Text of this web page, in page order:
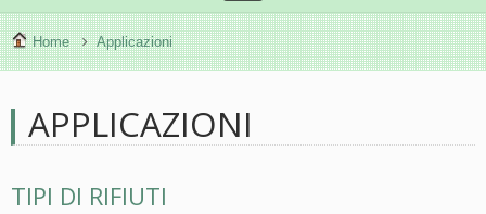
Home Applicazioni
APPLICAZIONI
TIPI DI RIFIUTI